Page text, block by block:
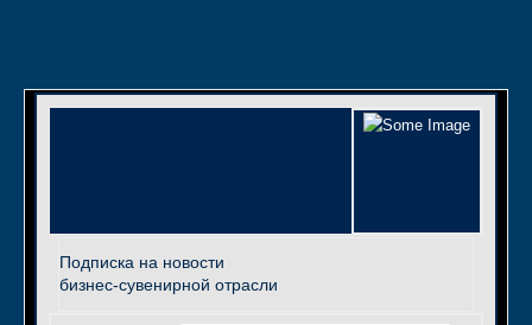
Подписка на новости
бизнес-сувенирной отрасли